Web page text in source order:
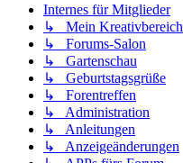
Internes für Mitglieder
↳ Mein Kreativbereich
↳ Forums-Salon
↳ Gartenschau
↳ Geburtstagsgrüße
↳ Forentreffen
↳ Administration
↳ Anleitungen
↳ Anzeigeänderungen